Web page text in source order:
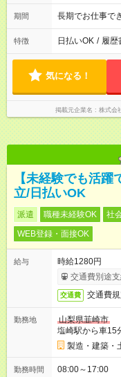
期間 長期でお仕事で
特徴 日払いOK / 履歴
気になる！
掲載元企業名 株式会
【未経験でも活
立/日払いOK
派遣 職種未経験OK 社
WEB登録・面接OK
給与
時給1280円
交通費別途支
交通費 交通費
勤務地
山梨県韮崎市
塩崎駅から車15
製造・建築・
勤務時間 08:00～17:00